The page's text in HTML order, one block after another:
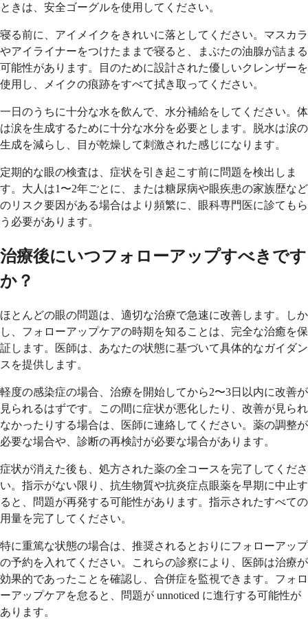
ときは、安全ゴーグルを使用してください。
寝る前に、アイメイクをきれいに落としてください。マスカラ
やアイライナーをつけたままで寝ると、まぶたの油腺が詰まる
可能性があります。目のために設計された優しいクレンザーを
使用し、メイクの痕跡をすべて拭き取ってください。
一日のうちに十分な水を飲んで、水分補給をしてください。体
は涙を生成するために十分な水分を必要とします。脱水は涙の
生成を減らし、目が乾燥して刺激された感じになります。
定期的な眼の検査は、症状を引き起こす前に問題を検出しま
す。大人は1〜2年ごとに、または糖尿病や眼疾患の家族歴など
のリスク要因がある場合はより頻繁に、眼科専門医に診てもら
う必要があります。
治療後にいつフォローアップすべきです
か？
ほとんどの眼の問題は、適切な治療で急速に改善します。しか
し、フォローアップケアの時期を知ることは、完全な治癒を保
証します。医師は、あなたの状態に基づいて具体的なガイダン
スを提供します。
軽度の感染症の場合、治療を開始してから2〜3日以内に改善が
見られるはずです。この間に症状が悪化したり、改善が見られ
なかったりする場合は、医師に連絡してください。薬の調整が
必要な場合や、診断の再検討が必要な場合があります。
症状が消えた後も、処方された薬の全コースを完了してくださ
い。指示がない限り、抗生物質や抗炎症点眼薬を早期に中止す
ると、問題が再発する可能性があります。指示されたすべての
用量を完了してください。
特に重篤な状態の場合は、推奨されるとおりにフォローアップ
の予約を入れてください。これらの診察により、医師は治療が
効果的であったことを確認し、合併症を監視できます。フォロ
ーアップケアを怠ると、問題が unnoticed に進行する可能性が
あります。